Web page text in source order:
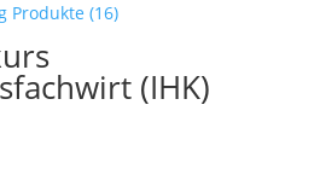
(IHK)